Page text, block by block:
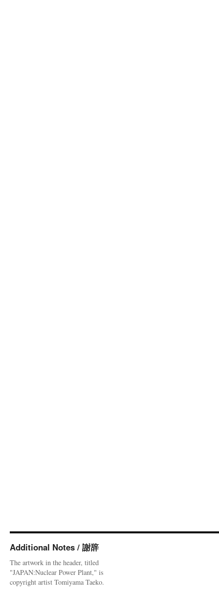
Additional Notes / 謝辞
The artwork in the header, titled
"JAPAN:Nuclear Power Plant," is
copyright artist Tomiyama Taeko.